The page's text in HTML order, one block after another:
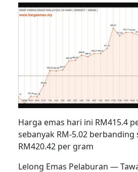
Harga emas hari ini RM415.4
sebanyak RM-5.02 berbanding
RM420.42 per gram
Lelong Emas Pelaburan —